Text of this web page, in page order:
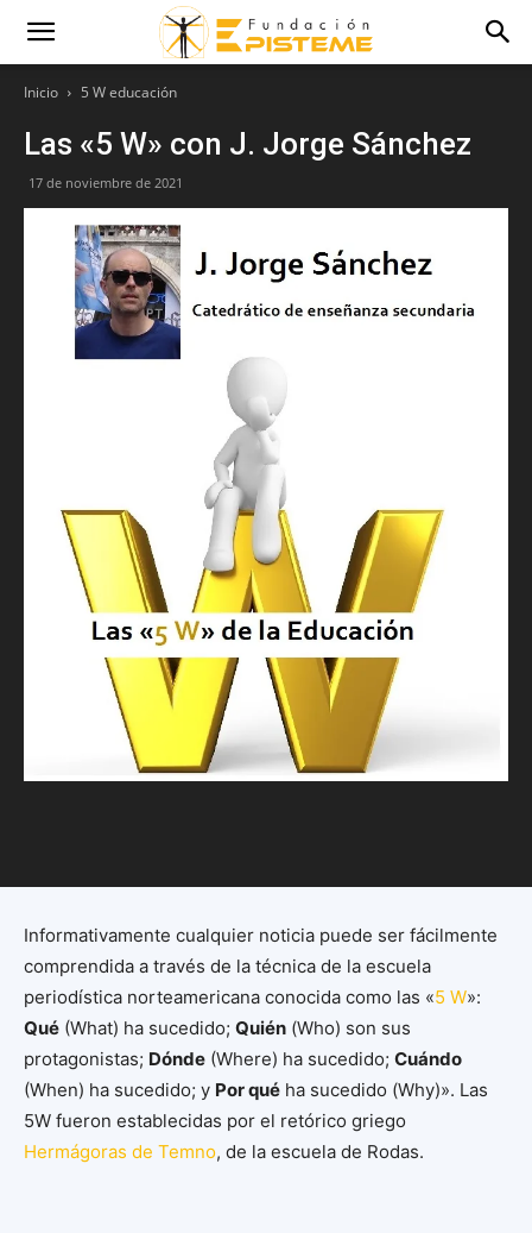
Inicio 5 W educación
Las «5 W» con J. Jorge Sánchez
17 de noviembre de 2021
Informativamente cualquier noticia puede ser fácilmente
comprendida a través de la técnica de la escuela
periodística norteamericana conocida como las «5 W»:
Qué (What) ha sucedido; Quién (Who) son sus
protagonistas; Dónde (Where) ha sucedido; Cuándo
(When) ha sucedido; y Por qué ha sucedido (Why)». Las
5W fueron establecidas por el retórico griego
Hermágoras de Temno, de la escuela de Rodas.